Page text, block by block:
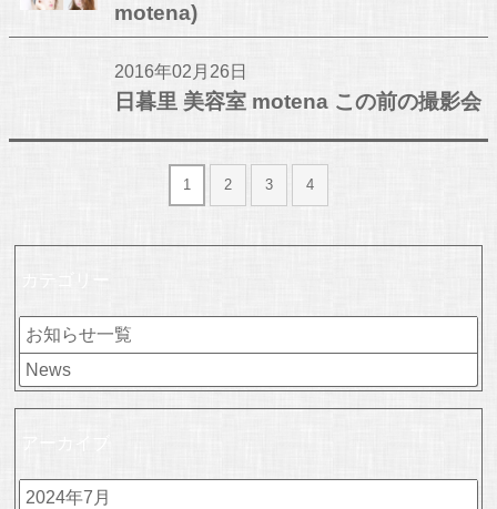
motena)
2016年02月26日
日暮里 美容室 motena この前の撮影会
1 2 3 4
お知らせ一覧
News
2024年7月